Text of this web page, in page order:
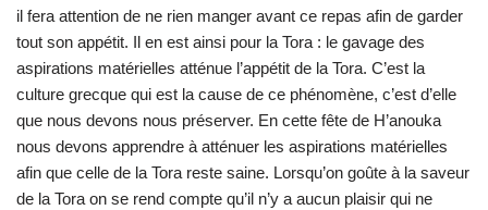
il fera attention de ne rien manger avant ce repas afin de garder
tout son appétit. Il en est ainsi pour la Tora : le gavage des
aspirations matérielles atténue l’appétit de la Tora. C’est la
culture grecque qui est la cause de ce phénomène, c’est d’elle
que nous devons nous préserver. En cette fête de H’anouka
nous devons apprendre à atténuer les aspirations matérielles
afin que celle de la Tora reste saine. Lorsqu’on goûte à la saveur
de la Tora on se rend compte qu’il n’y a aucun plaisir qui ne